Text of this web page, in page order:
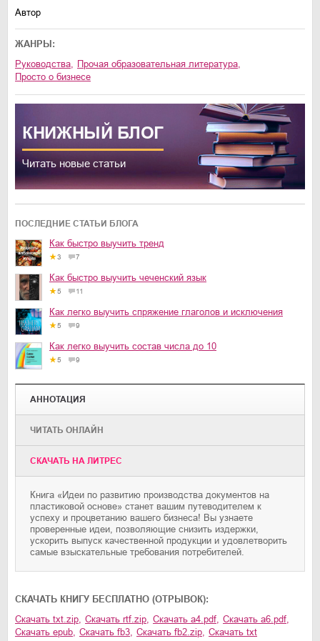
Автор
ЖАНРЫ:
руководства, прочая образовательная литература,
просто о бизнесе
КНИЖНЫЙ БЛОГ
Читать новые статьи
ПОСЛЕДНИЕ СТАТЬИ БЛОГА
Как быстро выучить тренд
3 7
Как быстро выучить чеченский язык
5 11
Как легко выучить спряжение глаголов и исключения
5 9
Как легко выучить состав числа до 10
5 9
АННОТАЦИЯ
ЧИТАТЬ ОНЛАЙН
CКАЧАТЬ НА ЛИТРЕС
Книга «Идеи по развитию производства документов на
пластиковой основе» станет вашим путеводителем к
успеху и процветанию вашего бизнеса! Вы узнаете
проверенные идеи, позволяющие снизить издержки,
ускорить выпуск качественной продукции и удовлетворить
самые взыскательные требования потребителей.
CКАЧАТЬ КНИГУ БЕСПЛАТНО (ОТРЫВОК):
Скачать txt.zip, Скачать rtf.zip, Скачать a4.pdf, Скачать a6.pdf,
Скачать epub, Скачать fb3, Скачать fb2.zip, Скачать txt